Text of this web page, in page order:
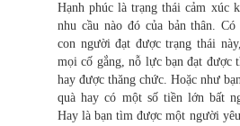
Hạnh phúc là trạng thái cảm xúc
nhu cầu nào đó của bản thân.
con người đạt được trạng thái
mọi cố gắng, nỗ lực bạn đạt được
hay được thăng chức. Hoặc như
quà hay có một số tiền lớn bất
Hay là bạn tìm được một người